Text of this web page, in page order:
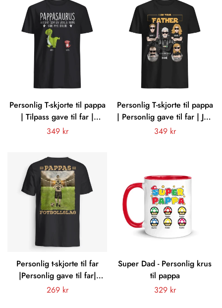
Personlig T-skjorte til pappa
| Tilpass gave til far |
Pappasaurus akkurat som
Vanligt
349 kr
Personlig T-skjorte til pappa
| Personlig gave til far | Jeg
er din far mørk versjon
Vanligt
349 kr
Personlig t-skjorte til far
|Personlig gave til far|
Pappas fotballag
Vanligt
269 kr
Super Dad - Personlig krus
til pappa
Vanligt
329 kr